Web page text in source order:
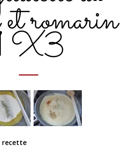
romarin
X3
recette